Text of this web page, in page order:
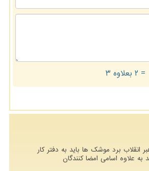
= ۲ بعلاوه ۳
به رهبر انقلاب برد موشک ها باید به دفتر کار
به علاوه اسامی امضا کنندگان